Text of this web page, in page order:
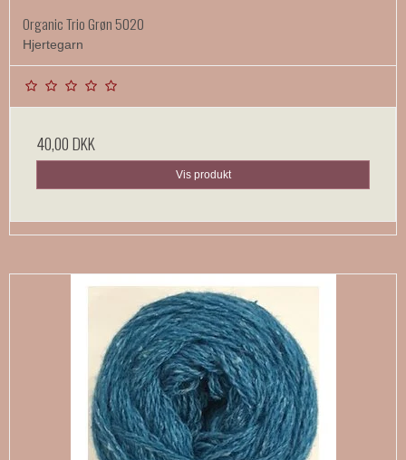
Organic Trio Grøn 5020
Hjertegarn
40,00 DKK
Vis produkt